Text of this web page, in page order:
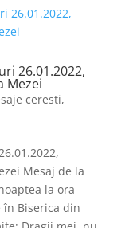
26.01.2022,
Mezei
ceresti,
Mesaj de la
la ora
Biserica din